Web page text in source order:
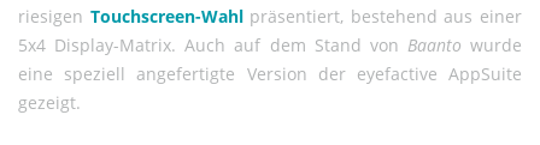
riesigen Touchscreen-Wahlpräsentiert, bestehend aus einer
5x4 Display-Matrix. Auch auf dem Stand von Baanto wurde
eine speziell angefertigte Version der eyefactive AppSuite
gezeigt.